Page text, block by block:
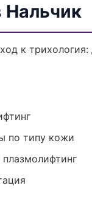
Нальчик
к
по типу кожи